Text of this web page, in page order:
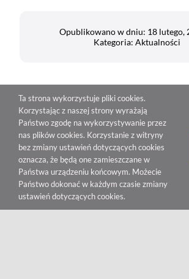
Opublikowano w dniu: 18 lutego,
Kategoria: Aktualności
Ta strona wykorzystuje pliki cookies.
Korzystając z naszej strony wyrażają
Państwo zgodę na wykorzystywanie przez
nas plików cookies. Korzystanie z witryny
bez zmiany ustawień dotyczących cookies
oznacza, że będą one zamieszczane w
Państwa urządzeniu końcowym. Możecie
Państwo dokonać w każdym czasie zmiany
ustawień dotyczących cookies.